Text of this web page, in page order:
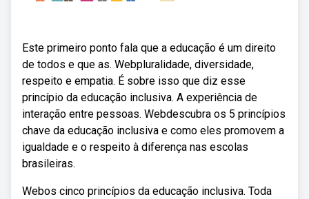
Este primeiro ponto fala que a educação é um direito
de todos e que as. Webpluralidade, diversidade,
respeito e empatia. É sobre isso que diz esse
princípio da educação inclusiva. A experiência de
interação entre pessoas. Webdescubra os 5 princípios
chave da educação inclusiva e como eles promovem a
igualdade e o respeito à diferença nas escolas
brasileiras.
Webos cinco princípios da educação inclusiva. Toda